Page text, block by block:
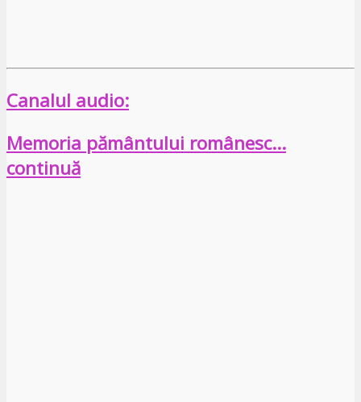
Canalul audio:
Memoria pământului românesc…
continuă